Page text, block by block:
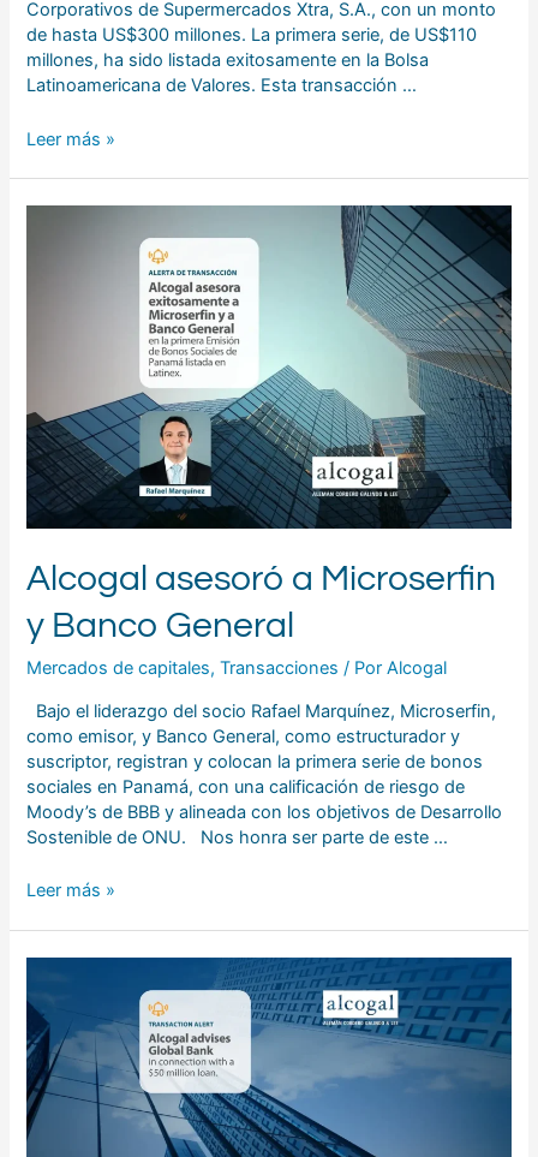
Corporativos de Supermercados Xtra, S.A., con un monto
de hasta US$300 millones. La primera serie, de US$110
millones, ha sido listada exitosamente en la Bolsa
Latinoamericana de Valores. Esta transacción …
Leer más »
Alcogal asesoró a Microserfin
y Banco General
Mercados de capitales,Transacciones / PorAlcogal
Bajo el liderazgo del socio Rafael Marquínez, Microserfin,
como emisor, y Banco General, como estructurador y
suscriptor, registran y colocan la primera serie de bonos
sociales en Panamá, con una calificación de riesgo de
Moody’s de BBB y alineada con los objetivos de Desarrollo
Sostenible de ONU. Nos honra ser parte de este …
Leer más »
asesoró
Global
Bank